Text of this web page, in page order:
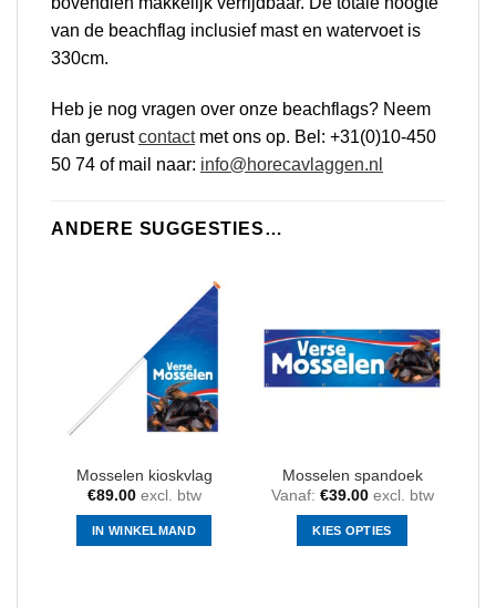
van de beachflag inclusief mast en watervoet is
330cm.
Heb je nog vragen over onze beachflags? Neem
dan gerustcontactmet ons op. Bel: +31(0)10-450
50 74 of mail naar: info@horecavlaggen.nl
ANDERE SUGGESTIES…
Mosselen kioskvlag
€89.00excl. btw
IN WINKELMAND
Mosselen spandoek
Vanaf: €39.00excl. btw
KIES OPTIES